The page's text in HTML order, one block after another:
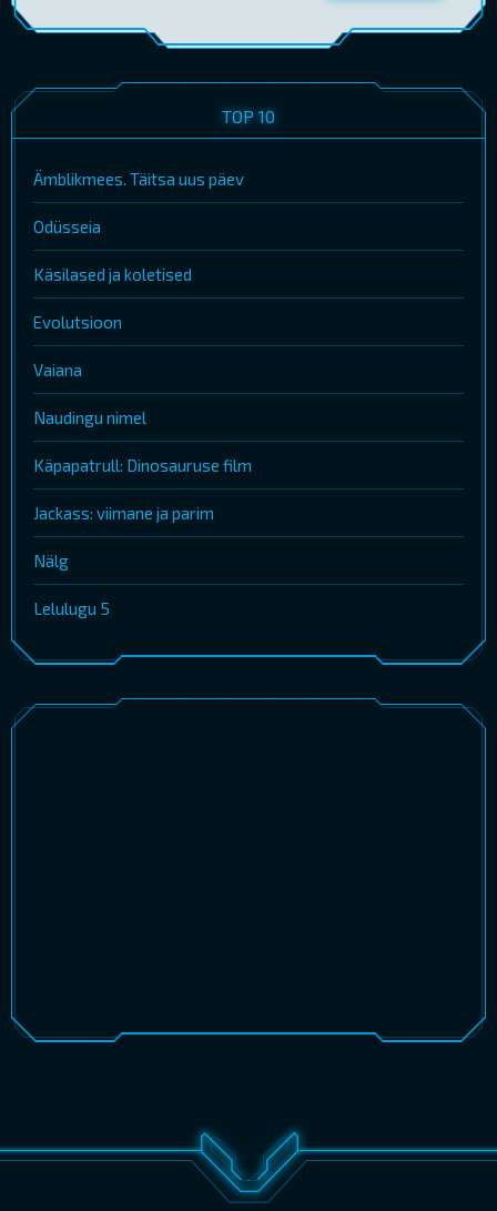
TOP 10
Ämblikmees. Täitsa uus päev
Odüsseia
Käsilased ja koletised
Evolutsioon
Vaiana
Naudingu nimel
Käpapatrull: Dinosauruse film
Jackass: viimane ja parim
Nälg
Lelulugu 5